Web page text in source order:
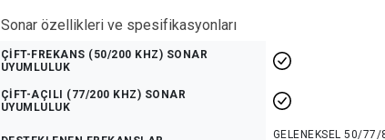
Sonar özellikleri ve spesifikasyonları
ÇİFT-FREKANS (50/200 KHZ) SONAR
UYUMLULUK
ÇİFT-AÇILI (77/200 KHZ) SONAR
UYUMLULUK
GELENEKSEL 50/